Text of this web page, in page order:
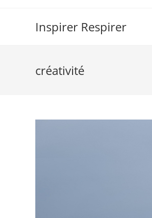
Inspirer Respirer
créativité